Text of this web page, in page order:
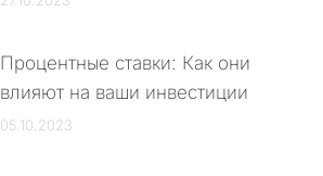
Процентные ставки: Как они
влияют на ваши инвестиции
05.10.2023